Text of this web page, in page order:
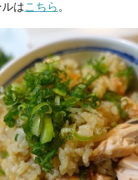
はこちら。